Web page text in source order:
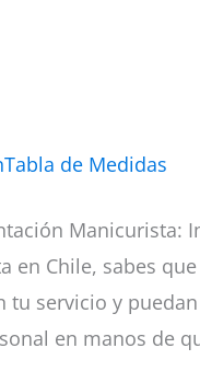
Tabla de Medidas
Manicurista:
en Chile, sabes
tu servicio y
en manos de